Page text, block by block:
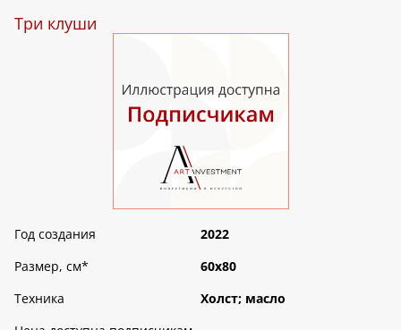
Три клуши
Год создания
2022
Размер, см*
60х80
Техника
Холст; масло